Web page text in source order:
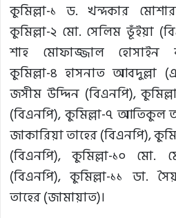
কুমিল্লা-১ ড. খন্দকার
কুমিল্লা-২ মো. সেলিম ভূঁইয়া
শাহ মোফাজ্জাল হোসাইন
কুমিল্লা-৪ হাসনাত আবদুল্লা
জসীম উদ্দিন (বিএনপি),
(বিএনপি), কুমিল্লা-৭ আতিকুল
জাকারিয়া তাহের (বিএনপি),
(বিএনপি), কুমিল্লা-১০ মো.
(বিএনপি), কুমিল্লা-১১ ডা.
তাহের (জামায়াত)।